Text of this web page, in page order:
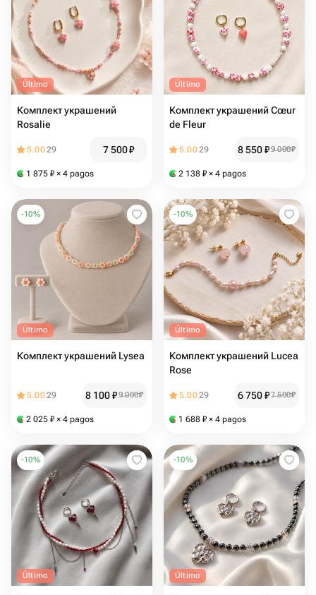
Último
Комплект украшений
Rosalie
5.0029 7 500₽
1 875 ₽ × 4 pagos
Último
Комплект украшений Cœur
de Fleur
5.0029 8 550₽9 000₽
2 138 ₽ × 4 pagos
-10%
Último
Комплект украшений Lysea
5.0029 8 100₽9 000₽
2 025 ₽ × 4 pagos
-10%
Último
Комплект украшений Lucea
Rose
5.0029 6 750₽7 500₽
1 688 ₽ × 4 pagos
-10%
Último
-10%
Último